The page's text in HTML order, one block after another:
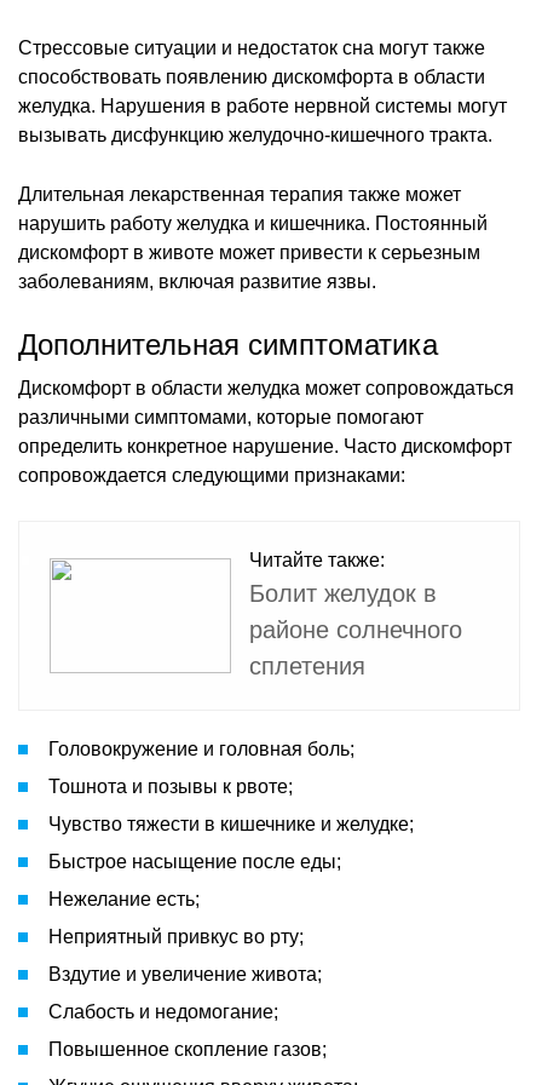
Стрессовые ситуации и недостаток сна могут также
способствовать появлению дискомфорта в области
желудка. Нарушения в работе нервной системы могут
вызывать дисфункцию желудочно-кишечного тракта.
Длительная лекарственная терапия также может
нарушить работу желудка и кишечника. Постоянный
дискомфорт в животе может привести к серьезным
заболеваниям, включая развитие язвы.
Дополнительная симптоматика
Дискомфорт в области желудка может сопровождаться
различными симптомами, которые помогают
определить конкретное нарушение. Часто дискомфорт
сопровождается следующими признаками:
Читайте также:
Болит желудок в
районе солнечного
сплетения
Головокружение и головная боль;
Тошнота и позывы к рвоте;
Чувство тяжести в кишечнике и желудке;
Быстрое насыщение после еды;
Нежелание есть;
Неприятный привкус во рту;
Вздутие и увеличение живота;
Слабость и недомогание;
Повышенное скопление газов;